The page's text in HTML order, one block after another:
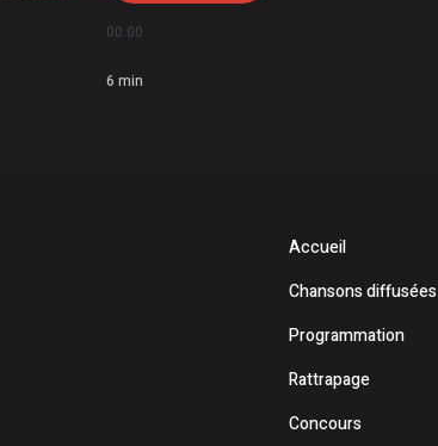
00:00
6 min
Accueil
Chansons diffusées
Programmation
Rattrapage
Concours